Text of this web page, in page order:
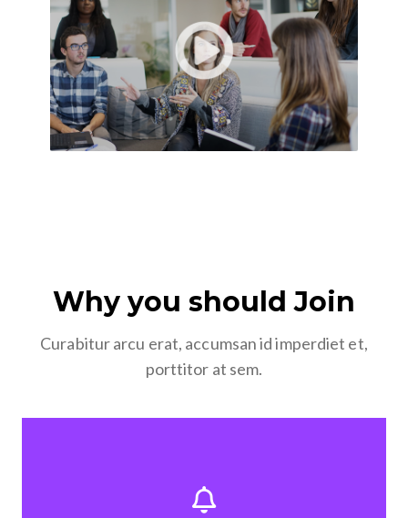
Why you should Join
Curabitur arcu erat, accumsan id imperdiet et,
porttitor at sem.